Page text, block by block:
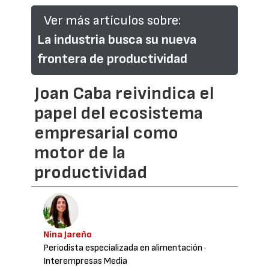
Ver más artículos sobre:
La industria busca su nueva
frontera de productividad
Joan Caba reivindica el
papel del ecosistema
empresarial como
motor de la
productividad
Nina Jareño
Periodista especializada en alimentación ·
Interempresas Media